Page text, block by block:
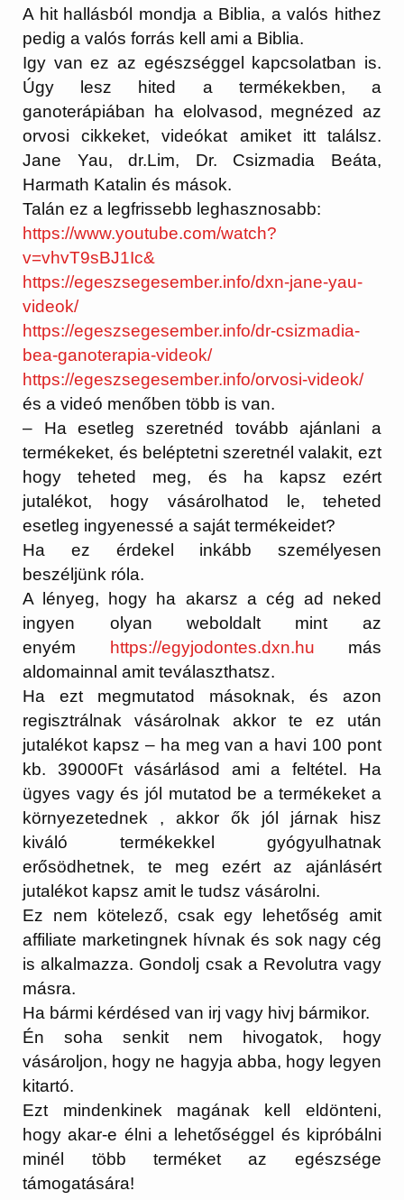
A hit hallásból mondja a Biblia, a valós hithez
pedig a valós forrás kell ami a Biblia.
Igy van ez az egészséggel kapcsolatban is.
Úgy lesz hited a termékekben, a
ganoterápiában ha elolvasod, megnézed az
orvosi cikkeket, videókat amiket itt találsz.
Jane Yau, dr.Lim, Dr. Csizmadia Beáta,
Harmath Katalin és mások.
Talán ez a legfrissebb leghasznosabb:
https://www.youtube.com/watch?
v=vhvT9sBJ1Ic&
https://egeszsegesember.info/dxn-jane-yau-
videok/
https://egeszsegesember.info/dr-csizmadia-
bea-ganoterapia-videok/
https://egeszsegesember.info/orvosi-videok/
és a videó menőben több is van.
– Ha esetleg szeretnéd tovább ajánlani a
termékeket, és beléptetni szeretnél valakit, ezt
hogy teheted meg, és ha kapsz ezért
jutalékot, hogy vásárolhatod le, teheted
esetleg ingyenessé a saját termékeidet?
Ha ez érdekel inkább személyesen
beszéljünk róla.
A lényeg, hogy ha akarsz a cég ad neked
ingyen olyan weboldalt mint az
enyém
https://egyjodontes.dxn.hu más
aldomainnal amit teválaszthatsz.
Ha ezt megmutatod másoknak, és azon
regisztrálnak vásárolnak akkor te ez után
jutalékot kapsz – ha meg van a havi 100 pont
kb. 39000Ft vásárlásod ami a feltétel. Ha
ügyes vagy és jól mutatod be a termékeket a
környezetednek , akkor ők jól járnak hisz
kiváló termékekkel gyógyulhatnak
erősödhetnek, te meg ezért az ajánlásért
jutalékot kapsz amit le tudsz vásárolni.
Ez nem kötelező, csak egy lehetőség amit
affiliate marketingnek hívnak és sok nagy cég
is alkalmazza. Gondolj csak a Revolutra vagy
másra.
Ha bármi kérdésed van irj vagy hivj bármikor.
Én soha senkit nem hivogatok, hogy
vásároljon, hogy ne hagyja abba, hogy legyen
kitartó.
Ezt mindenkinek magának kell eldönteni,
hogy akar-e élni a lehetőséggel és kipróbálni
minél több terméket az egészsége
támogatására!